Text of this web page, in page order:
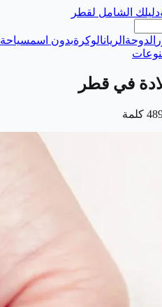
دليلك الشامل لقطر
الدوحة الريانالوكرةبدون اسمسياحة
في قطر
كلمة